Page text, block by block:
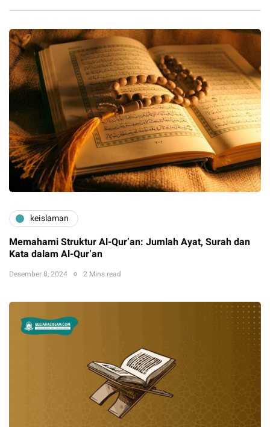
keislaman
Memahami Struktur Al-Qur’an: Jumlah Ayat, Surah dan
Kata dalam Al-Qur’an
Desember 8, 2024 2 Mins read